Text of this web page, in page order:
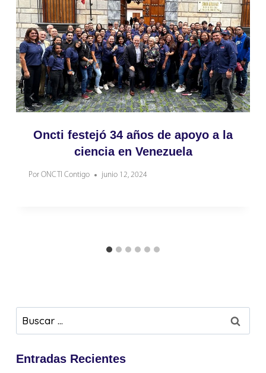
Oncti festejó 34 años de apoyo a la
ciencia en Venezuela
Por ONCTI Contigo junio 12, 2024
Buscar:
Entradas Recientes